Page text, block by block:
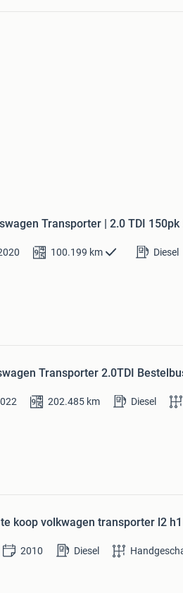
Transporter | 2.0 TDI 150pk
100.199 km Diesel
Transporter 2.0TDI
202.485 km Diesel
te koop volkwagen transporter l2
2010 Diesel